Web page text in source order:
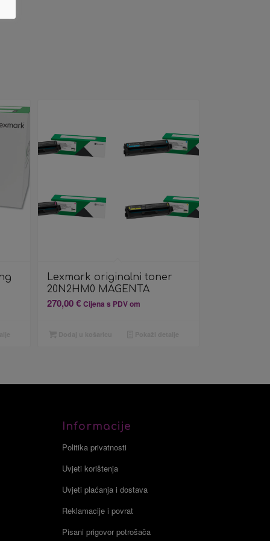
Lexmark originalni toner
20N2HM0 MAGENTA
270,00€ Cijena s PDV om
Informacije
Politika privatnosti
Uvjeti korištenja
Uvjeti plaćanja i dostava
Reklamacije i povrat
Pisani prigovor potrošača